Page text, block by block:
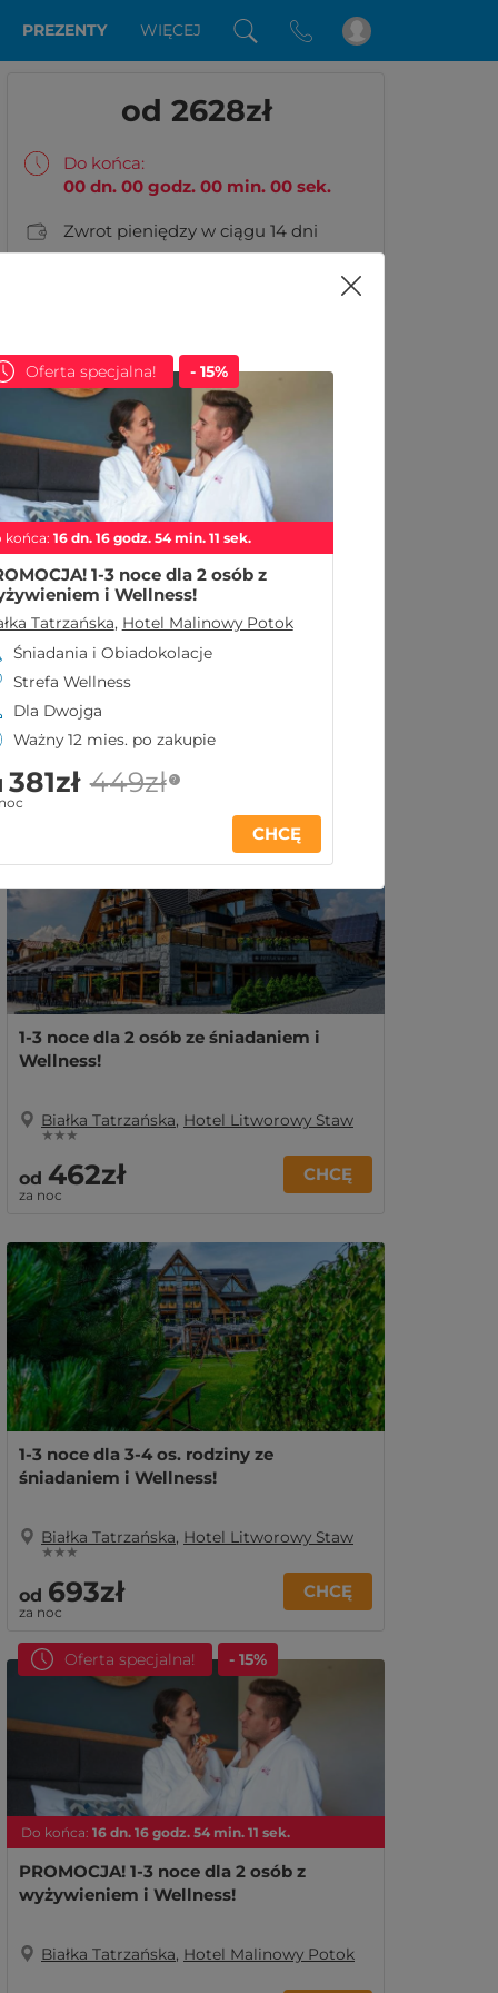
PREZENTY WIĘCEJ
końca: 16dn. 16godz. 54min. 10 sek.
Oferta specjalna! - 15%
1-3 noce dla 2 osób z
i Wellness!
Tatrzańska, Hotel Malinowy Potok
Śniadania i Obiadokolacje
Strefa Wellness
Dla Dwojga
Ważny 12 mies. po zakupie
381zł 449zł ?
CHCĘ
od 2628zł
Do końca:
00 dn. 00 godz. 00 min. 00 sek.
Zwrot pieniędzy w ciągu 14 dni
Jak wygląda voucher podarunkowy?
Podobne oferty:
1-3 noce dla 2 osób ze śniadaniem i
Wellness!
Białka Tatrzańska, Hotel Litworowy Staw
★ ★ ★
od 462zł
za noc
CHCĘ
1-3 noce dla 3-4 os. rodziny ze
śniadaniem i Wellness!
Białka Tatrzańska, Hotel Litworowy Staw
★ ★ ★
od 693zł
za noc
CHCĘ
Do końca: 16 dn. 16 godz. 54 min. 10 sek.
Oferta specjalna! - 15%
PROMOCJA! 1-3 noce dla 2 osób z
wyżywieniem i Wellness!
Białka Tatrzańska, Hotel Malinowy Potok